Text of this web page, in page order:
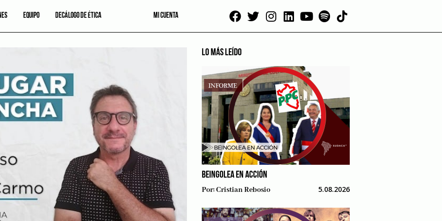
EQUIPO DECÁLOGO DE ÉTICA MI CUENTA
LO MÁS LEÍDO
BEINGOLEA EN ACCIÓN
Por:Cristian Rebosio 5.08.2026